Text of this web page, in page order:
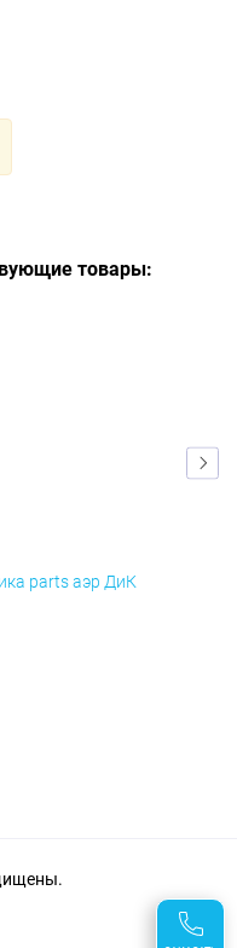
товары:
parts аэр ДиК